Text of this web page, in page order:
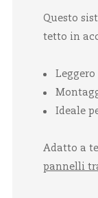
Questo
tetto in
Leggero
Ideale
Adatto a
pannelli